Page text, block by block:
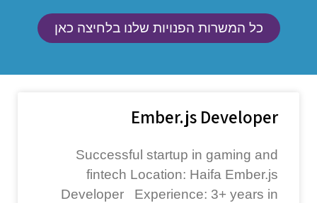
כל המשרות הפנויות שלנו בלחיצה כאן
Ember.js Developer
Successful startup in gaming and
fintech Location: Haifa Ember.js
Developer Experience: 3+ years in